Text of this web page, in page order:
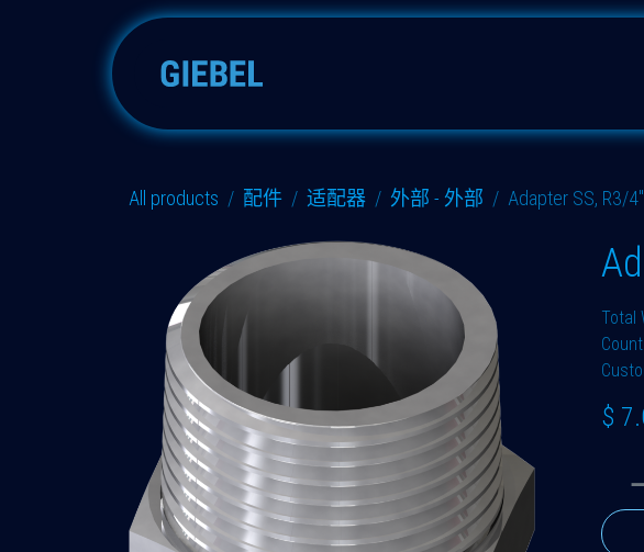
All products 配件 适配器 外部 - 外部 Adapter SS, R3/
Total
$